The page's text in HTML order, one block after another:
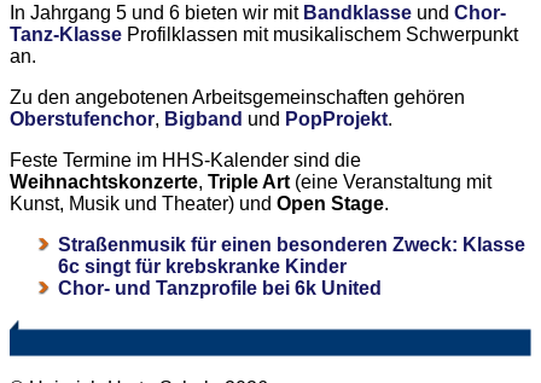
In Jahrgang 5 und 6 bieten wir mit Bandklasse und Chor-
Tanz-Klasse Profilklassen mit musikalischem Schwerpunkt
an.
Zu den angebotenen Arbeitsgemeinschaften gehören
Oberstufenchor, Bigband und PopProjekt.
Feste Termine im HHS-Kalender sind die
Weihnachtskonzerte, Triple Art (eine Veranstaltung mit
Kunst, Musik und Theater) und Open Stage.
Straßenmusik für einen besonderen Zweck: Klasse
6c singt für krebskranke Kinder
Chor- und Tanzprofile bei 6k United